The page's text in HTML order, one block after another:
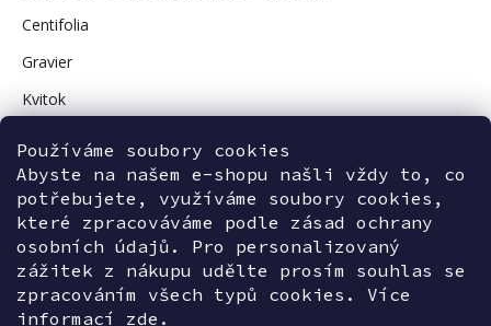
Používáme soubory cookies
Abyste na našem e-shopu našli vždy to, co
potřebujete, využíváme soubory cookies,
které zpracováváme podle zásad ochrany
osobních údajů. Pro personalizovaný
zážitek z nákupu udělte prosím souhlas se
zpracováním všech typů cookies. Více
informací zde.
Centifolia
Gravier
Kvitok
Avant Skincare
Sonnentor
Kontaktujte nás